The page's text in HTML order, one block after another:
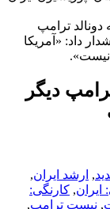
دونالد ترامپ
داد: «آمریکا
نیست».
دیگر
, ارشد ایران,
ایران, کارنگی:
, نیست ترامپ,